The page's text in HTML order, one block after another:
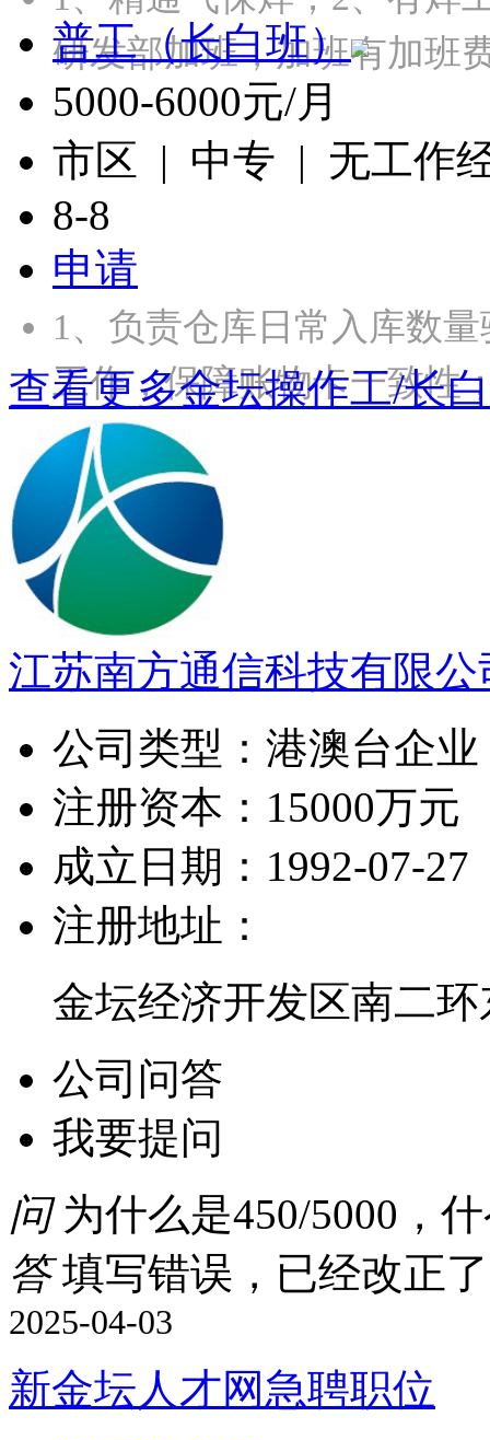
研发部加班，加班有加
普工（长白班）
5000-6000元/月
市区 | 中专 | 无工作
8-8
申请
1、负责仓库日常入库数
工作，保障账物卡一致
查看更多金坛操作工/长
江苏南方通信科技有限公
公司类型： 港澳台企业
注册资本： 15000万元
成立日期： 1992-07-27
注册地址：
金坛经济开发区南二环
公司问答
我要提问
问为什么是450/5000，
答填写错误，已经改正了
2025-04-03
新金坛人才网急聘职位